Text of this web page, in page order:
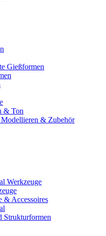
Gießformen
& Ton
& Zubehör
Werkzeuge
& Accessoires
Strukturformen